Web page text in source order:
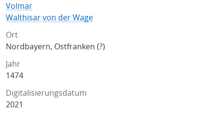
Volmar
Walthisar von der Wage
Ort
Nordbayern, Ostfranken (?)
Jahr
1474
Digitalisierungsdatum
2021